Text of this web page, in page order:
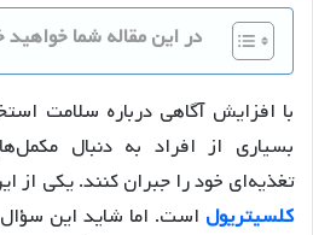
در این مقاله شما خواهید
با افزایش آگاهی درباره سلامت
بسیاری از افراد به دنبال
تغذیه‌ای خود را جبران کنند. یکی از
کلسیتریول است. اما شاید این